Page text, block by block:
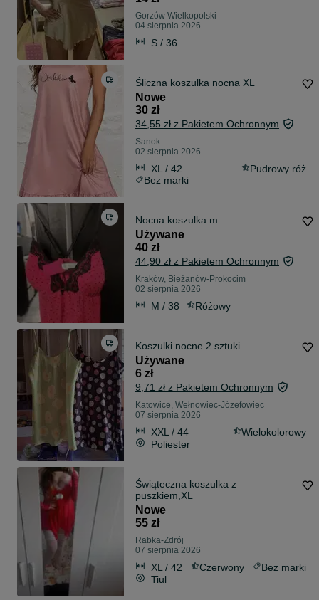
Gorzów Wielkopolski
04 sierpnia 2026
S / 36
Śliczna koszulka nocna XL
Nowe
30 zł
34,55 zł z Pakietem Ochronnym
Sanok
02 sierpnia 2026
XL / 42
Pudrowy róż
Bez marki
Nocna koszulka m
Używane
40 zł
44,90 zł z Pakietem Ochronnym
Kraków, Bieżanów-Prokocim
02 sierpnia 2026
M / 38 Różowy
Koszulki nocne 2 sztuki.
Używane
6 zł
9,71 zł z Pakietem Ochronnym
Katowice, Wełnowiec-Józefowiec
07 sierpnia 2026
XXL / 44
Wielokolorowy
Poliester
Świąteczna koszulka z
puszkiem,XL
Nowe
55 zł
Rabka-Zdrój
07 sierpnia 2026
XL / 42 Czerwony
Bez marki
Tiul